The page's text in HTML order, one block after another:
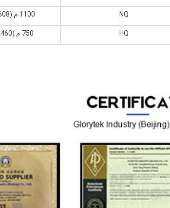
NQ 1100 م (3608 قدم)
HQ 750 م (2460 قدمًا)